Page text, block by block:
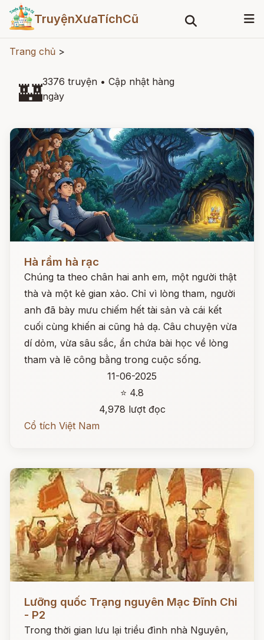
TruyệnXưaTíchCũ
Trang chủ >
🏰3376 truyện • Cập nhật hàng
ngày
Đọc ngay
Hà rầm hà rạc
Chúng ta theo chân hai anh em, một người thật
thà và một kẻ gian xảo. Chỉ vì lòng tham, người
anh đã bày mưu chiếm hết tài sản và cái kết
cuối cùng khiến ai cũng hả dạ. Câu chuyện vừa
dí dỏm, vừa sâu sắc, ẩn chứa bài học về lòng
tham và lẽ công bằng trong cuộc sống.
11-06-2025
⭐ 4.8
4,978 lượt đọc
Cổ tích Việt Nam
Lưỡng quốc Trạng nguyên Mạc Đĩnh Chi
- P2
Trong thời gian lưu lại triều đình nhà Nguyên,